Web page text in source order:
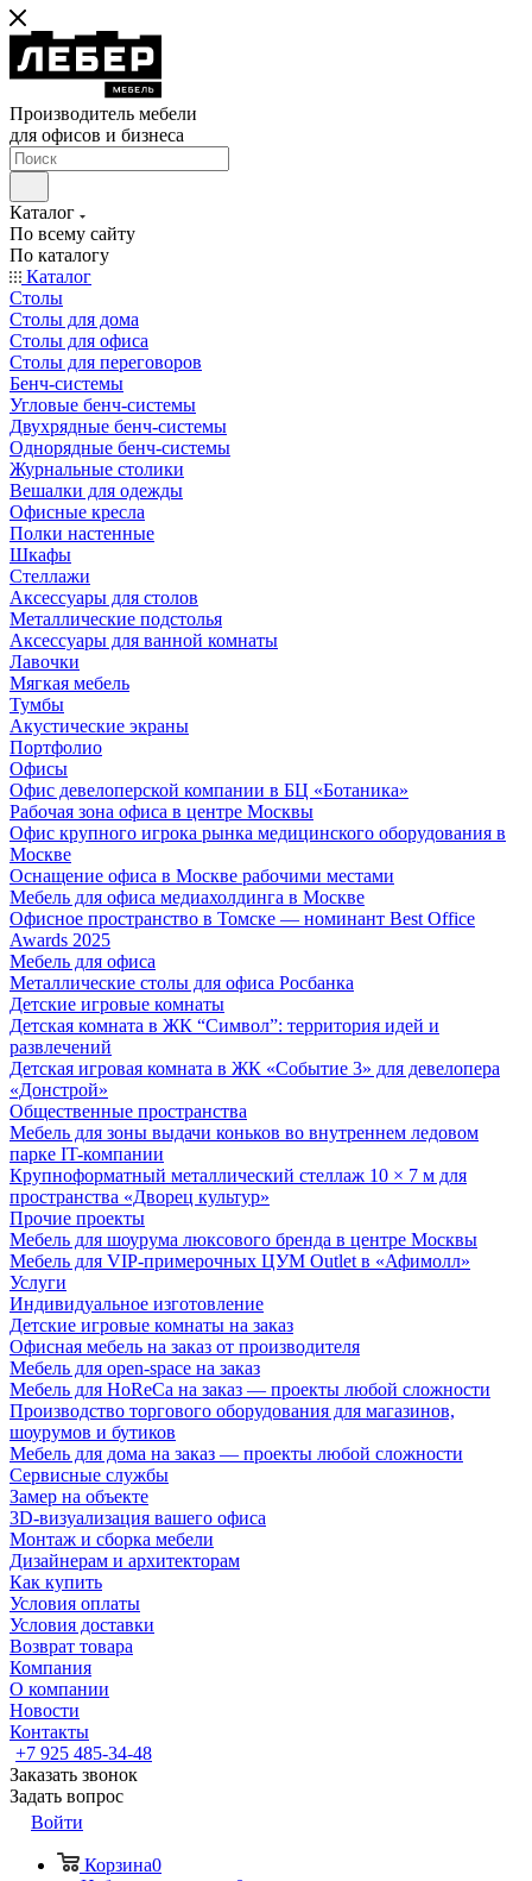
Производитель мебели
для офисов и бизнеса
Каталог
По всему сайту
По каталогу
Каталог
Столы
Столы для дома
Столы для офиса
Столы для переговоров
Бенч-системы
Угловые бенч-системы
Двухрядные бенч-системы
Однорядные бенч-системы
Журнальные столики
Вешалки для одежды
Офисные кресла
Полки настенные
Шкафы
Стеллажи
Аксессуары для столов
Металлические подстолья
Аксессуары для ванной комнаты
Лавочки
Мягкая мебель
Тумбы
Акустические экраны
Портфолио
Офисы
Офис девелоперской компании в БЦ «Ботаника»
Рабочая зона офиса в центре Москвы
Офис крупного игрока рынка медицинского оборудования в
Москве
Оснащение офиса в Москве рабочими местами
Мебель для офиса медиахолдинга в Москве
Офисное пространство в Томске — номинант Best Office
Awards 2025
Мебель для офиса
Металлические столы для офиса Росбанка
Детские игровые комнаты
Детская комната в ЖК “Символ”: территория идей и
развлечений
Детская игровая комната в ЖК «Событие 3» для девелопера
«Донстрой»
Общественные пространства
Мебель для зоны выдачи коньков во внутреннем ледовом
парке IT-компании
Крупноформатный металлический стеллаж 10 × 7 м для
пространства «Дворец культур»
Прочие проекты
Мебель для шоурума люксового бренда в центре Москвы
Мебель для VIP-примерочных ЦУМ Outlet в «Афимолл»
Услуги
Индивидуальное изготовление
Детские игровые комнаты на заказ
Офисная мебель на заказ от производителя
Мебель для open-space на заказ
Мебель для HoReCa на заказ — проекты любой сложности
Производство торгового оборудования для магазинов,
шоурумов и бутиков
Мебель для дома на заказ — проекты любой сложности
Сервисные службы
Замер на объекте
3D-визуализация вашего офиса
Монтаж и сборка мебели
Дизайнерам и архитекторам
Как купить
Условия оплаты
Условия доставки
Возврат товара
Компания
О компании
Новости
Контакты
+7 925 485-34-48
Заказать звонок
Задать вопрос
Войти
Корзина0